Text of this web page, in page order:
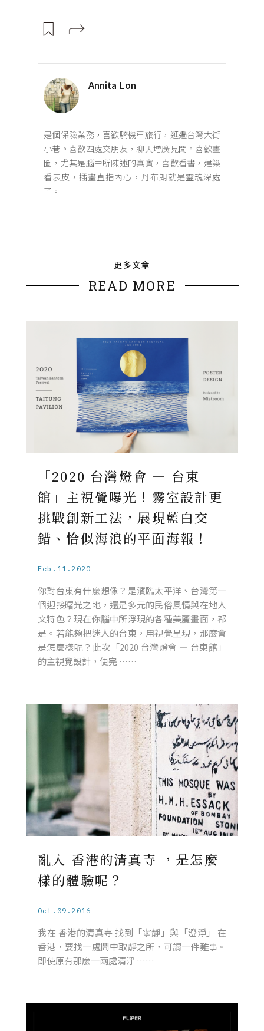
Annita Lon
是個保險業務，喜歡騎機車旅行，逛遍台灣大街
小巷。喜歡四處交朋友，聊天增廣見聞。喜歡畫
圖，尤其是腦中所陳述的真實，喜歡看書，建築
看表皮，插畫直指內心，丹布朗就是靈魂深處
了。
更多文章
READ MORE
「2020 台灣燈會 — 台東
館」主視覺曝光！霧室設計更
挑戰創新工法，展現藍白交
錯、恰似海浪的平面海報！
Feb.11.2020
你對台東有什麼想像？是濱臨太平洋、台灣第一
個迎接曙光之地，還是多元的民俗風情與在地人
文特色？現在你腦中所浮現的各種美麗畫面，都
是。若能夠把迷人的台東，用視覺呈現，那麼會
是怎麼樣呢？此次「2020 台灣燈會 — 台東館」
的主視覺設計，便完 ……
亂入 香港的清真寺 ，是怎麼
樣的體驗呢？
Oct.09.2016
我在 香港的清真寺 找到「寧靜」與「澄淨」 在
香港，要找一處鬧中取靜之所，可謂一件難事。
即使原有那麼一兩處清淨 ……